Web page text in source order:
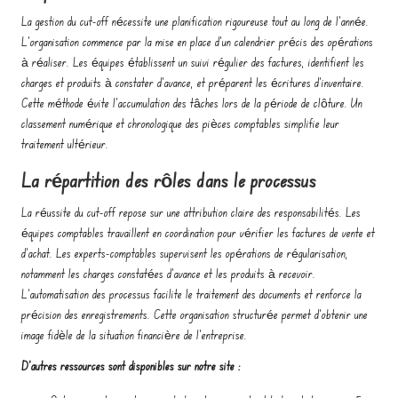
La gestion du cut-off nécessite une planification rigoureuse tout au long de l’année.
L’organisation commence par la mise en place d’un calendrier précis des opérations
à réaliser. Les équipes établissent un suivi régulier des factures, identifient les
charges et produits à constater d’avance, et préparent les écritures d’inventaire.
Cette méthode évite l’accumulation des tâches lors de la période de clôture. Un
classement numérique et chronologique des pièces comptables simplifie leur
traitement ultérieur.
La répartition des rôles dans le processus
La réussite du cut-off repose sur une attribution claire des responsabilités. Les
équipes comptables travaillent en coordination pour vérifier les factures de vente et
d’achat. Les experts-comptables supervisent les opérations de régularisation,
notamment les charges constatées d’avance et les produits à recevoir.
L’automatisation des processus facilite le traitement des documents et renforce la
précision des enregistrements. Cette organisation structurée permet d’obtenir une
image fidèle de la situation financière de l’entreprise.
D’autres ressources sont disponibles sur notre site :